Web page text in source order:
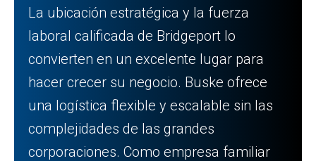
La ubicación estratégica y la fuerza
laboral calificada de Bridgeport lo
convierten en un excelente lugar para
hacer crecer su negocio. Buske ofrece
una logística flexible y escalable sin las
complejidades de las grandes
corporaciones. Como empresa familiar